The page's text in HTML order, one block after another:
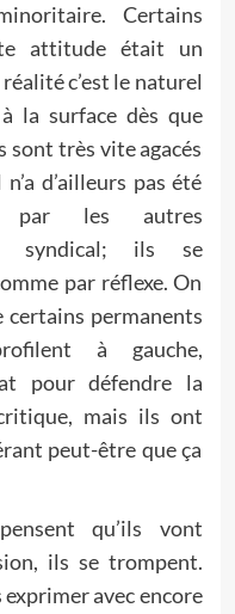
Certains
attitude était un
c’est le naturel
la surface dès que
sont très vite agacés
d’ailleurs pas été
par les autres
syndical; ils se
par réflexe. On
certains permanents
à gauche,
pour défendre la
mais ils ont
peut-être que ça
qu’ils vont
ils se trompent.
avec encore